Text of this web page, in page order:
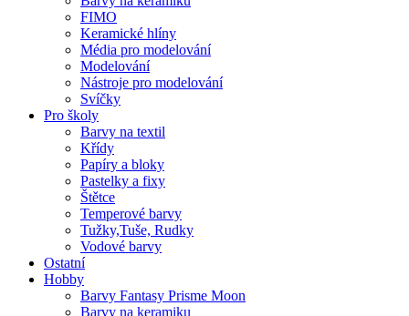
FIMO
Keramické hlíny
Média pro modelování
Modelování
Nástroje pro modelování
Svíčky
Pro školy
Barvy na textil
Křídy
Papíry a bloky
Pastelky a fixy
Štětce
Temperové barvy
Tužky,Tuše, Rudky
Vodové barvy
Ostatní
Hobby
Barvy Fantasy Prisme Moon
Barvy na keramiku